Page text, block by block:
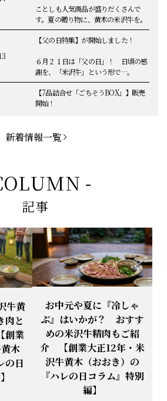
ことしも人気商品が盛りだくさんで
す。夏の贈り物に、黄木の米沢牛を。
【父の日特集】が開始しました！
６月２１日は「父の日」！ 日頃の感
謝を、「米沢牛」という形で…。
【7品詰合せ「ごちそうBOX」】販売
開始！
ンチカツ」など、黄木の自慢が詰まっ
てます。
【BBQ(バーベキュー)特集】これから
の時期にぴったりなBBQにオススメな
米沢牛の商品をご紹介いたします。今
回限定のBBQセットや、定番部位のお
すすめ商品もございます！
【母の日】5月10日の母の日に、
「『ありがとう』の気持ち」をお贈り
できます。
【ご注意】1月27日（火）は終日、お
電話・FAXが繋がりません（8:30〜
18:00）
【恵方巻】今年の2月3日は、『米沢牛
恵方巻』を！
【新商品】『米沢牛だし茶漬け』発売
新着情報一覧
-
記事
牛黄
肉と
創業
木
の日
お中元や夏に『冷しゃ
ぶ』はいかが？ おすす
めの米沢牛精肉もご紹
介 【創業大正12年・米
沢牛黄木（おおき）の
『ハレの日コラム』特別
編】